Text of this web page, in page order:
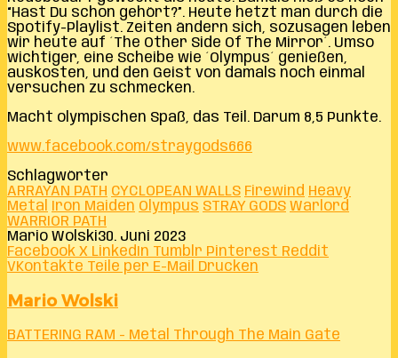
“Hast Du schon gehört?”. Heute hetzt man durch die
Spotify-Playlist. Zeiten ändern sich, sozusagen leben
wir heute auf ´The Other Side Of The Mirror´. Umso
wichtiger, eine Scheibe wie ´Olympus´ genießen,
auskosten, und den Geist von damals noch einmal
versuchen zu schmecken.
Macht olympischen Spaß, das Teil. Darum 8,5 Punkte.
www.facebook.com/straygods666
Schlagwörter
ARRAYAN PATH CYCLOPEAN WALLS Firewind Heavy
Metal
Iron Maiden Olympus STRAY GODS Warlord
WARRIOR PATH
Mario Wolski30. Juni 2023
Facebook X LinkedIn Tumblr Pinterest Reddit
VKontakte Teile per E-Mail Drucken
Mario Wolski
BATTERING RAM - Metal Through The Main Gate